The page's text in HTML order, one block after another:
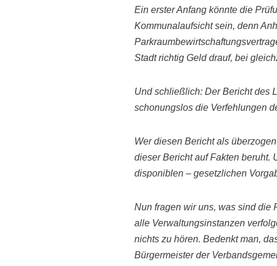
Ein erster Anfang könnte die
Kommunalaufsicht sein, denn
Stadt richtig Geld drauf, bei
Und schließlich: Der Bericht des
schonungslos die Verfehlungen
Wer diesen Bericht als
dieser Bericht auf Fakten beruht.
disponiblen – gesetzlichen
Nun fragen wir uns, was sind die
alle Verwaltungsinstanzen
nichts zu hören. Bedenkt man,
Bürgermeisterder